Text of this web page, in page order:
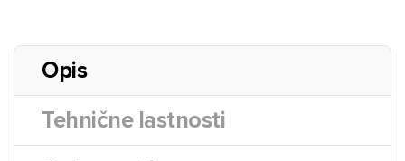
Opis
Tehnične lastnosti